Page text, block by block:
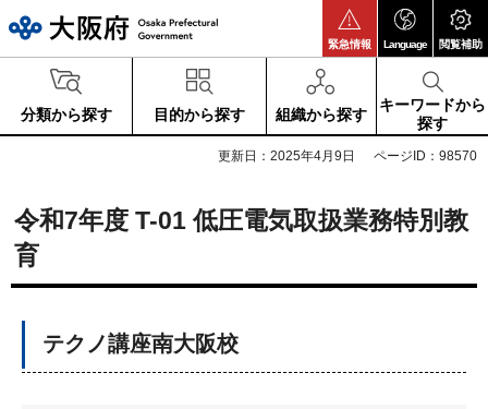
緊急情報 Language 閲覧補助
分類から探す 目的から探す 組織から探す
キーワードから
探す
更新日：2025年4月9日 ページID：98570
令和7年度 T-01 低圧電気取扱業務特別教
育
テクノ講座南大阪校